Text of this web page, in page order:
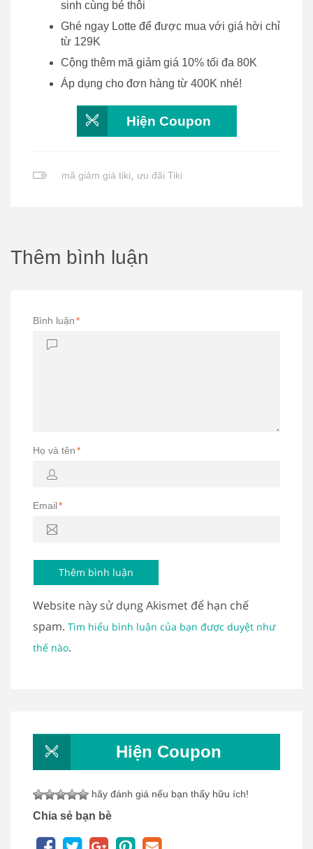
sinh cùng bé thôi
Ghé ngay Lotte để được mua với giá hời chỉ
từ 129K
Cộng thêm mã giảm giá 10% tối đa 80K
Áp dụng cho đơn hàng từ 400K nhé!
Hiện Coupon
mã giảm giá tiki, ưu đãi Tiki
Thêm bình luận
Bình luận*
Họ và tên*
Email*
Website này sử dụng Akismet để hạn chế
spam. Tìm hiểu bình luận của bạn được duyệt như
thế nào.
Hiện Coupon
hãy đánh giá nếu bạn thấy hữu ích!
Chia sẻ bạn bè